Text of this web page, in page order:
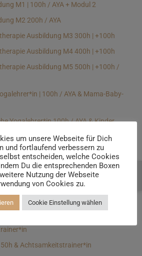
M1 | 100h / AYA + Modul 2
M2 200h / AYA
Ausbildung M3 300h | +100h
Ausbildung M4 400h | +100h
Ausbildung M5 500h | +100h /
| 100h / AYA & Mama-Baby-
Yogalehrer*in 100h / AYA & Kinder
h & Faszientrainer*in
/ Yogatherapeut*in &
| 70h
& Achtsamkeitstrainer*in
um unsere Webseite für Dich
und fortlaufend verbessern zu
entscheiden, welche Cookies
Du die entsprechenden Boxen
Nutzung der Webseite
von Cookies zu.
Cookie Einstellung wählen
Beratung buchen